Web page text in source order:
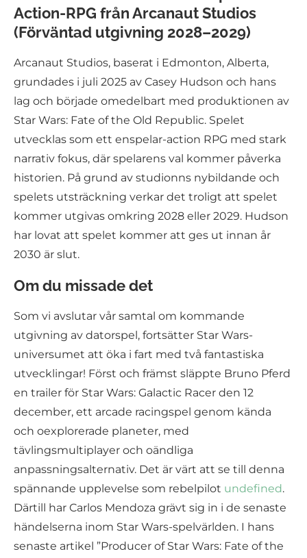
Action-RPG från Arcanaut Studios
(Förväntad utgivning 2028–2029)
Arcanaut Studios, baserat i Edmonton, Alberta,
grundades i juli 2025 av Casey Hudson och hans
lag och började omedelbart med produktionen av
Star Wars: Fate of the Old Republic. Spelet
utvecklas som ett enspelar-action RPG med stark
narrativ fokus, där spelarens val kommer påverka
historien. På grund av studionns nybildande och
spelets utsträckning verkar det troligt att spelet
kommer utgivas omkring 2028 eller 2029. Hudson
har lovat att spelet kommer att ges ut innan år
2030 är slut.
Om du missade det
Som vi avslutar vår samtal om kommande
utgivning av datorspel, fortsätter Star Wars-
universumet att öka i fart med två fantastiska
utvecklingar! Först och främst släppte Bruno Pferd
en trailer för Star Wars: Galactic Racer den 12
december, ett arcade racingspel genom kända
och oexplorerade planeter, med
tävlingsmultiplayer och oändliga
anpassningsalternativ. Det är värt att se till denna
spännande upplevelse som rebelpilot undefined.
Därtill har Carlos Mendoza grävt sig in i de senaste
händelserna inom Star Wars-spelvärlden. I hans
senaste artikel ”Producer of Star Wars: Fate of the